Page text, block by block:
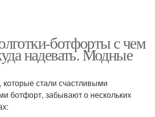
ботфорты с чем
надевать. Модные
стали счастливыми
ботфорт, забывают о нескольких